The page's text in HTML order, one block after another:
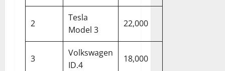
2
Tesla
Model 3
22,000
3
Volkswagen
ID.4
18,000